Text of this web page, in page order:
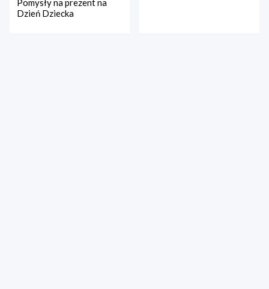
Pomysły na prezent na
Dzień Dziecka